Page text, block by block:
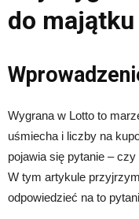
do
Wygrana w Lotto to
uśmiecha i liczby na
pojawia się pytanie –
W tym artykule
odpowiedzieć na to